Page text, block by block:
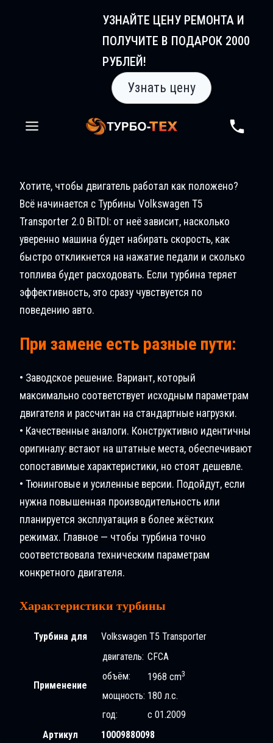
УЗНАЙТЕ ЦЕНУ РЕМОНТА И
ПОЛУЧИТЕ В ПОДАРОК 2000
РУБЛЕЙ!
Узнать цену
Хотите, чтобы двигатель работал как положено?
Всё начинается с Турбины Volkswagen T5
Transporter 2.0 BiTDI: от неё зависит, насколько
уверенно машина будет набирать скорость, как
быстро откликнется на нажатие педали и сколько
топлива будет расходовать. Если турбина теряет
эффективность, это сразу чувствуется по
поведению авто.
При замене есть разные пути:
• Заводское решение. Вариант, который
максимально соответствует исходным параметрам
двигателя и рассчитан на стандартные нагрузки.
• Качественные аналоги. Конструктивно идентичны
оригиналу: встают на штатные места, обеспечивают
сопоставимые характеристики, но стоят дешевле.
• Тюнинговые и усиленные версии. Подойдут, если
нужна повышенная производительность или
планируется эксплуатация в более жёстких
режимах. Главное — чтобы турбина точно
соответствовала техническим параметрам
конкретного двигателя.
Характеристики турбины
Турбина для Volkswagen T5 Transporter
Применение
двигатель: CFCA
объём:
1968 cm3
мощность: 180 л.с.
год:
с 01.2009
Артикул
10009880098